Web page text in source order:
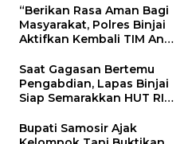
Pandang Masyarakat
“Berikan Rasa Aman Bagi
Masyarakat, Polres Binjai
Aktifkan Kembali TIM Anti
Saat Gagasan Bertemu
Pengabdian, Lapas Binjai
Siap Semarakkan HUT RI
Bupati Samosir Ajak